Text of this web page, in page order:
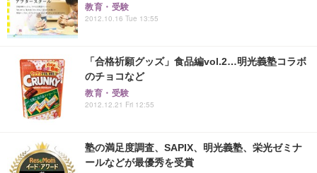
教育・受験
2012.10.16 Tue 13:55
「合格祈願グッズ」食品編vol.2…明光義塾コラボ
のチョコなど
教育・受験
2012.12.21 Fri 12:55
塾の満足度調査、SAPIX、明光義塾、栄光ゼミナ
ールなどが最優秀を受賞